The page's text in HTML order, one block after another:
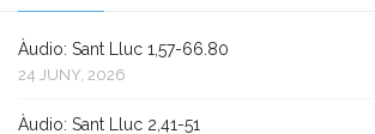
Àudio: Sant Lluc 1,57-66.80
24 JUNY, 2026
Àudio: Sant Lluc 2,41-51